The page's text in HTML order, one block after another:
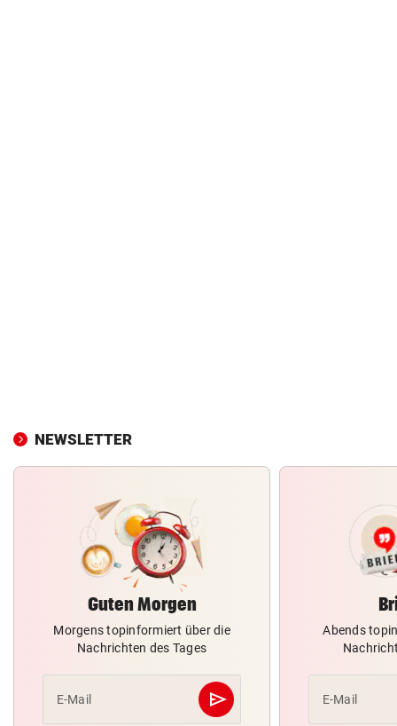
NEWSLETTER
Guten Morgen
Morgens topinformiert über die
Nachrichten des Tages
E-Mail send
Abschicken
Abends
E-Mail